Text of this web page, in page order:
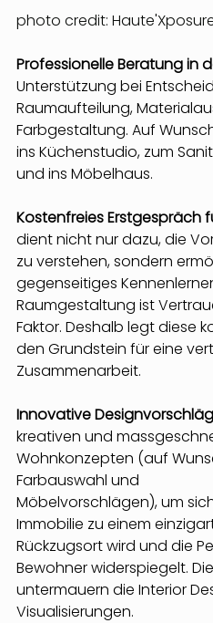
photo credit:
Professionelle Beratung in
Unterstützung bei
Raumaufteilung,
Farbgestaltung. Auf
ins Küchenstudio, zum
und ins Möbelhaus.
Kostenfreies Erstgespräch
dient nicht nur dazu, die
zu verstehen, sondern
gegenseitiges
Raumgestaltung ist
Faktor. Deshalb legt diese
den Grundstein für eine
Zusammenarbeit.
Innovative
kreativen und
Wohnkonzepten (auf
Farbauswahl und
Möbelvorschlägen), um
Immobilie zu einem
Rückzugsort wird und die
Bewohner widerspiegelt.
untermauern die Interior
Visualisierungen.